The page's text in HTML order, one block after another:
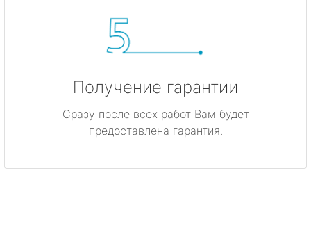
Получение гарантии
Сразу после всех работ Вам будет
предоставлена гарантия.